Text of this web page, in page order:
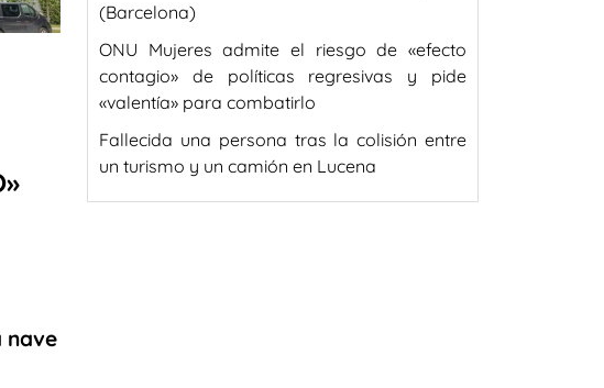
nave
(Barcelona)
ONU Mujeres admite el riesgo de «efecto
contagio» de políticas regresivas y pide
«valentía» para combatirlo
Fallecida una persona tras la colisión entre
un turismo y un camión en Lucena